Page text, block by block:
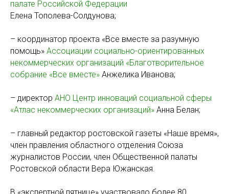
палате Российской Федерации
Елена Тополева-Солдунова;
– координатор проекта «Все вместе за разумную
помощь» Ассоциации cоциально-ориентированных
некоммерческих организаций «Благотворительное
собрание «Все вместе» Анжелика Иванова;
– директор АНО Центр инноваций социальной сферы
«Атлас некоммерческих организаций» Анна Белан;
– главный редактор ростовской газеты «Наше время»,
член правления областного отделения Союза
журналистов России, член Общественной палаты
Ростовской области Вера Южанская.